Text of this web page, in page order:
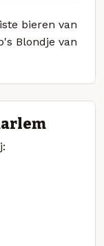
bieren van
Blondje van